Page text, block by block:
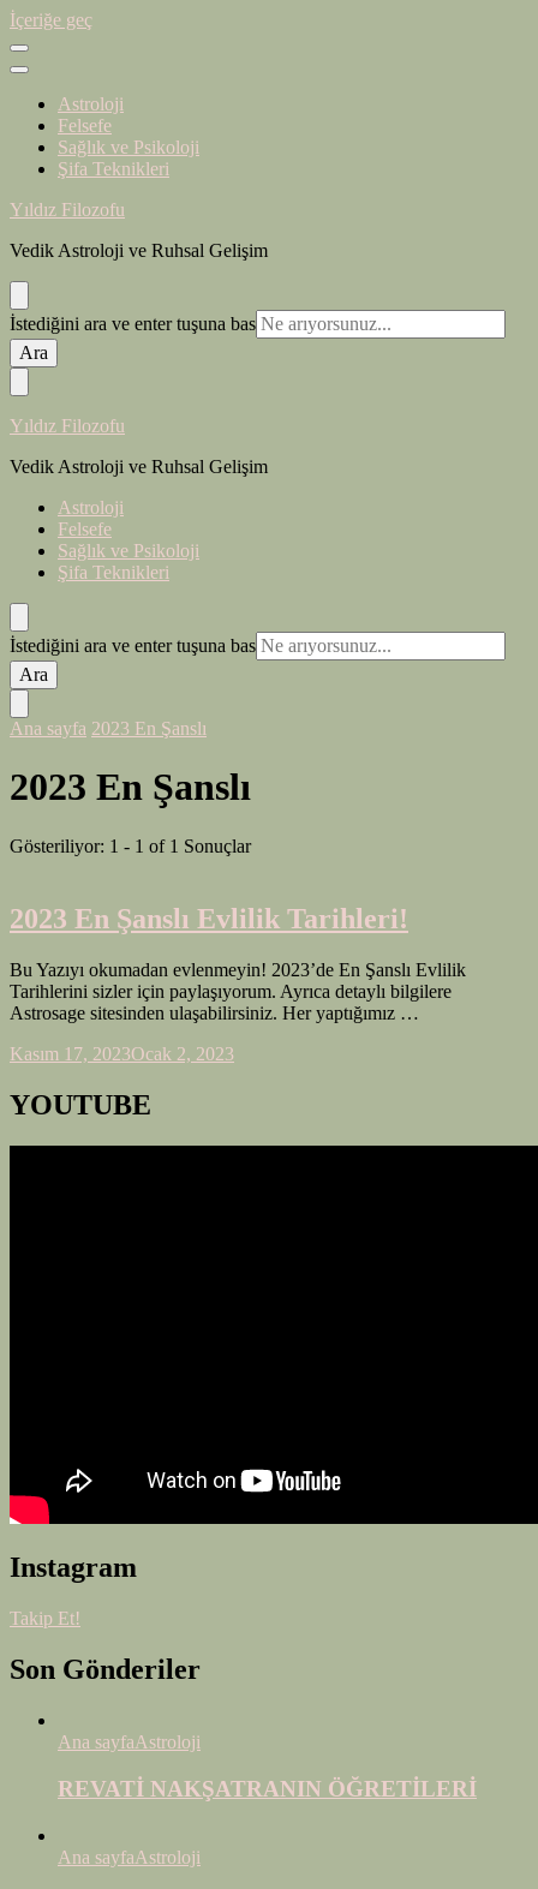
İçeriğe geç
Astroloji
Felsefe
Sağlık ve Psikoloji
Şifa Teknikleri
Yıldız Filozofu
Vedik Astroloji ve Ruhsal Gelişim
Bir
şey
mi
İstediğini ara ve enter tuşuna bas
Yıldız Filozofu
Vedik Astroloji ve Ruhsal Gelişim
Astroloji
Felsefe
Sağlık ve Psikoloji
Şifa Teknikleri
Bir
şey
mi
İstediğini ara ve enter tuşuna bas
Ana sayfa 2023 En Şanslı
2023 En Şanslı
Gösteriliyor: 1 - 1 of 1 Sonuçlar
2023 En Şanslı Evlilik Tarihleri!
Bu Yazıyı okumadan evlenmeyin! 2023’de En Şanslı Evlilik
Tarihlerini sizler için paylaşıyorum. Ayrıca detaylı bilgilere
Astrosage sitesinden ulaşabilirsiniz. Her yaptığımız …
Kasım 17, 2023Ocak 2, 2023
YOUTUBE
Instagram
Takip Et!
Son Gönderiler
Ana sayfaAstroloji
REVATİ NAKŞATRANIN ÖĞRETİLERİ
Ana sayfaAstroloji